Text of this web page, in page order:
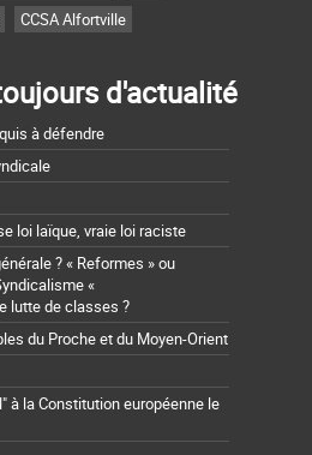
CCSA Alfortville
d'actualité
à défendre
loi laïque, vraie loi raciste
? « Reformes » ou
«
lutte de classes ?
du Proche et du Moyen-Orient
à la Constitution européenne le